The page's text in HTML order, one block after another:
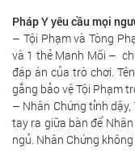
Pháp Y yêu cầu mọi
– Tội Phạm và Tòng
và 1 thẻ Manh Mối –
đáp án của trò chơi.
gắng bảo vệ Tội Phạm
– Nhân Chứng tỉnh
tay ra giữa bàn để
ngủ. Nhân Chứng